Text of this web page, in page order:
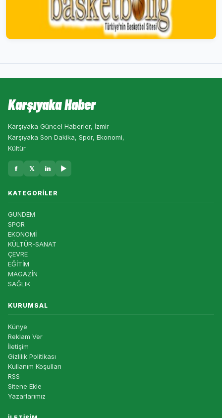
Karşıyaka Haber
Karşıyaka Güncel Haberler, İzmir
Karşıyaka Son Dakika, Spor, Ekonomi,
Kültür
f 𝕏 in ▶
KATEGORILER
GÜNDEM
SPOR
EKONOMİ
KÜLTÜR-SANAT
ÇEVRE
EĞİTİM
MAGAZİN
SAĞLIK
KURUMSAL
Künye
Reklam Ver
İletişim
Gizlilik Politikası
Kullanım Koşulları
RSS
Sitene Ekle
Yazarlarımız